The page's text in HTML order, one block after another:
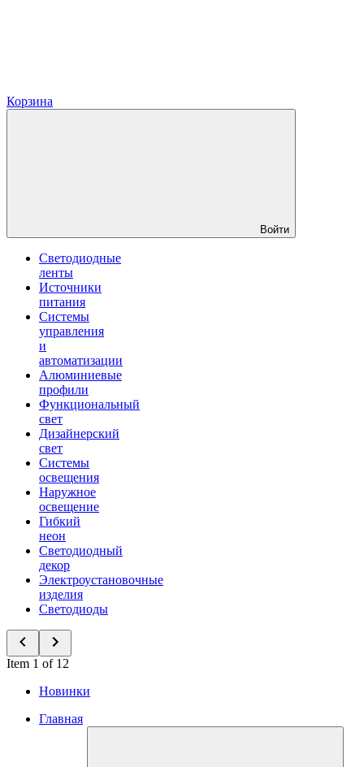
Корзина
Войти
Светодиодные
ленты
Источники
питания
Системы
управления
и
автоматизации
Алюминиевые
профили
Функциональный
свет
Дизайнерский
свет
Системы
освещения
Наружное
освещение
Гибкий
неон
Светодиодный
декор
Электроустановочные
изделия
Светодиоды
Item 1 of 12
Новинки
Главная